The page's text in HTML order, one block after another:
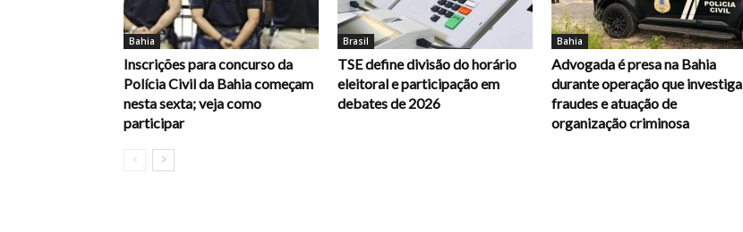
Bahia
Inscrições para concurso da
Polícia Civil da Bahia começam
nesta sexta; veja como
participar
Brasil
TSE define divisão do horário
eleitoral e participação em
debates de 2026
Bahia
Advogada é presa na Bahia
durante operação que investiga
fraudes e atuação de
organização criminosa